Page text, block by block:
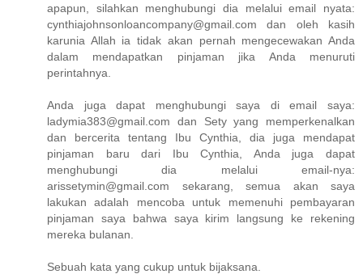
apapun, silahkan menghubungi dia melalui email nyata:
cynthiajohnsonloancompany@gmail.com dan oleh kasih
karunia Allah ia tidak akan pernah mengecewakan Anda
dalam mendapatkan pinjaman jika Anda menuruti
perintahnya.
Anda juga dapat menghubungi saya di email saya:
ladymia383@gmail.com dan Sety yang memperkenalkan
dan bercerita tentang Ibu Cynthia, dia juga mendapat
pinjaman baru dari Ibu Cynthia, Anda juga dapat
menghubungi dia melalui email-nya:
arissetymin@gmail.com sekarang, semua akan saya
lakukan adalah mencoba untuk memenuhi pembayaran
pinjaman saya bahwa saya kirim langsung ke rekening
mereka bulanan.
Sebuah kata yang cukup untuk bijaksana.